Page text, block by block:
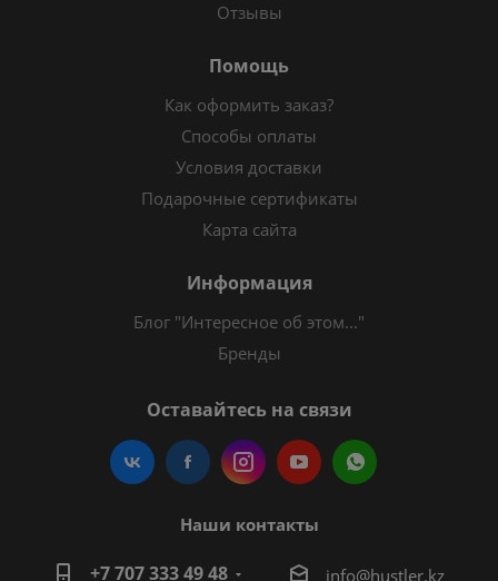
Отзывы
Помощь
Как оформить заказ?
Способы оплаты
Условия доставки
Подарочные сертификаты
Карта сайта
Информация
Блог "Интересное об этом..."
Бренды
Оставайтесь на связи
Наши контакты
+7 707 333 49 48 info@hustler.kz